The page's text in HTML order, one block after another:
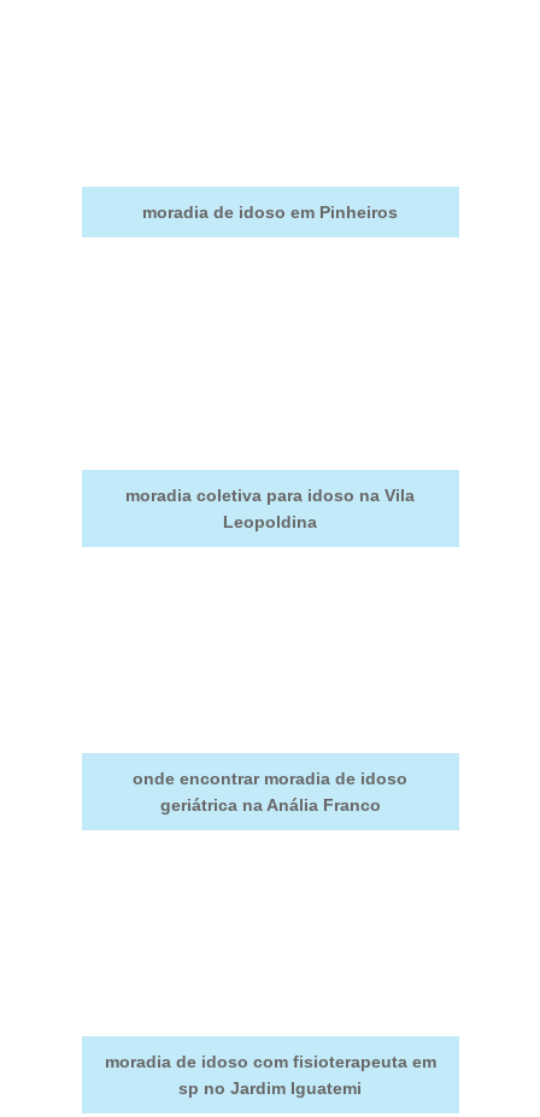
moradia de idoso em Pinheiros
moradia coletiva para idoso na Vila
Leopoldina
onde encontrar moradia de idoso
geriátrica na Anália Franco
moradia de idoso com fisioterapeuta em
sp no Jardim Iguatemi